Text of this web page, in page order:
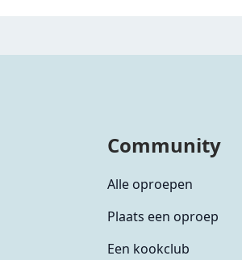
Community
Alle oproepen
Plaats een oproep
Een kookclub